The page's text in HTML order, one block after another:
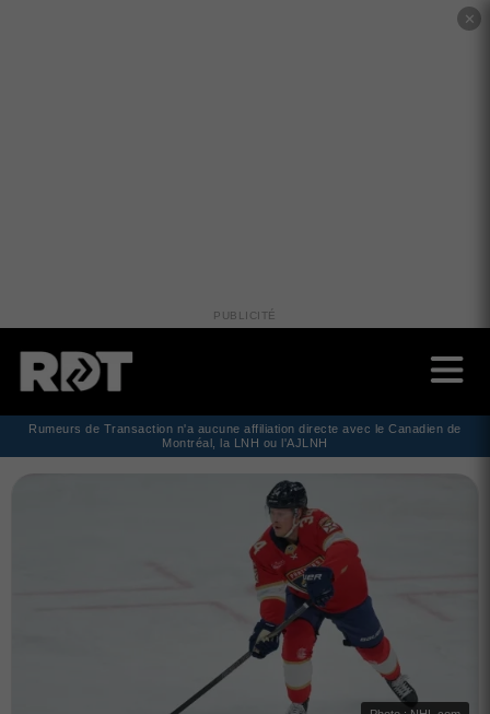
✕
PUBLICITÉ
Rumeurs de Transaction n'a aucune affiliation directe avec le Canadien de
Montréal, la LNH ou l'AJLNH